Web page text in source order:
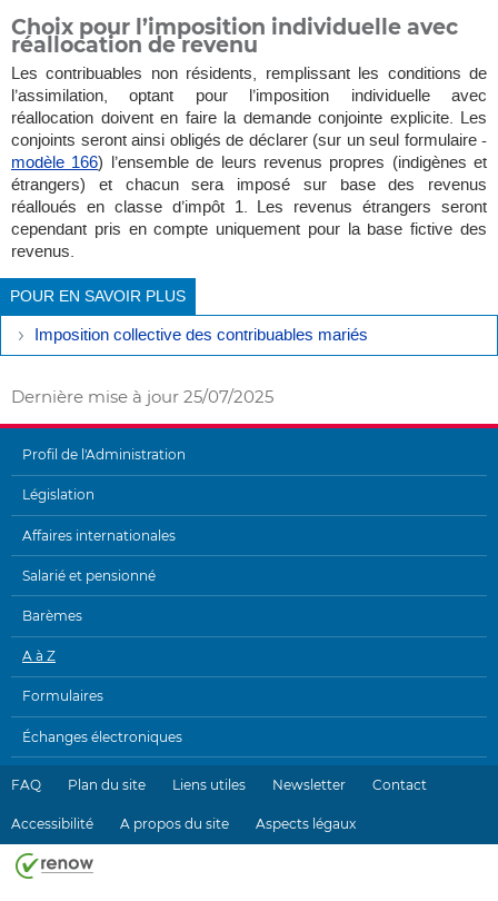
Choix pour l’imposition individuelle avec
réallocation de revenu
Les contribuables non résidents, remplissant les conditions de
l’assimilation, optant pour l’imposition individuelle avec
réallocation doivent en faire la demande conjointe explicite. Les
conjoints seront ainsi obligés de déclarer (sur un seul formulaire -
modèle 166) l’ensemble de leurs revenus propres (indigènes et
étrangers) et chacun sera imposé sur base des revenus
réalloués en classe d’impôt 1. Les revenus étrangers seront
cependant pris en compte uniquement pour la base fictive des
revenus.
POUR EN SAVOIR PLUS
Imposition collective des contribuables mariés
Dernière mise à jour 25/07/2025
MENU
DE
NAVIGATION
Profil de l'Administration
Législation
Affaires internationales
Salarié et pensionné
Barèmes
A à Z
Formulaires
Échanges électroniques
FAQ Plan du site Liens utiles Newsletter Contact
Accessibilité A propos du site Aspects légaux